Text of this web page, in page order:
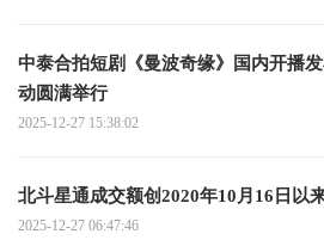
中泰合拍短剧《曼波奇缘》国内开播
动圆满举行
2025-12-27 15:38:02
北斗星通成交额创2020年10月16日以
2025-12-27 06:47:46